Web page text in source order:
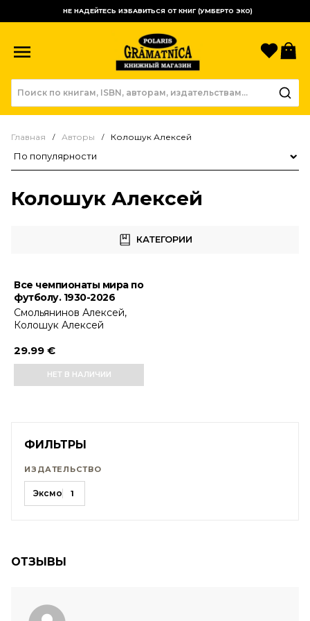
НЕ НАДЕЙТЕСЬ ИЗБАВИТЬСЯ ОТ КНИГ (УМБЕРТО ЭКО)
Главная Авторы Колошук Алексей
Колошук Алексей
КАТЕГОРИИ
ФИЛЬТРЫ
ИЗДАТЕЛЬСТВО
Эксмо 1
ОТЗЫВЫ
Все чемпионаты мира по
футболу. 1930-2026
Смольянинов Алексей,
Колошук Алексей
29.99 €
НЕТ В НАЛИЧИИ